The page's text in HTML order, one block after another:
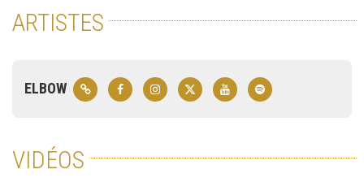
ARTISTES
ELBOW
VIDÉOS